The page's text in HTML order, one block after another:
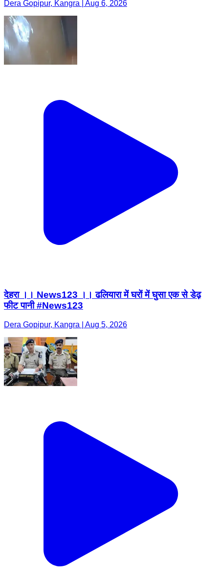
Dera Gopipur, Kangra | Aug 6, 2026
देहरा ।। News123 ।। ढलियारा में घरों में घुसा एक से डेढ़
फीट पानी #News123
Dera Gopipur, Kangra | Aug 5, 2026